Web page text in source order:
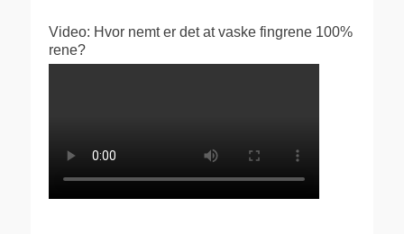
Video: Hvor nemt er det at vaske fingrene 100%
rene?